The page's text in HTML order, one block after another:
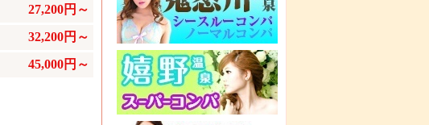
27,200円～
32,200円～
45,000円～